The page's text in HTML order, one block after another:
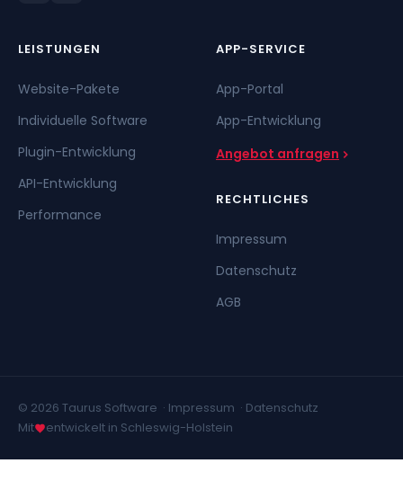
LEISTUNGEN
Website-Pakete
Individuelle Software
Plugin-Entwicklung
API-Entwicklung
Performance
APP-SERVICE
App-Portal
App-Entwicklung
Angebot anfragen
RECHTLICHES
Impressum
Datenschutz
AGB
© 2026 Taurus Software · Impressum · Datenschutz
Mit
entwickelt in Schleswig-Holstein